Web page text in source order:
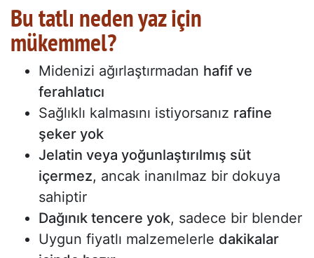
Bu tatlı neden yaz için
mükemmel?
Midenizi ağırlaştırmadan hafif ve
ferahlatıcı
Sağlıklı kalmasını istiyorsanız rafine
şeker yok
Jelatin veya yoğunlaştırılmış süt
içermez, ancak inanılmaz bir dokuya
sahiptir
Dağınık tencere yok, sadece bir blender
Uygun fiyatlı malzemelerle dakikalar